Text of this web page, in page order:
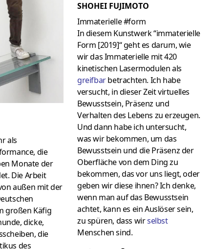
als
die
Monate der
Die Arbeit
außen mit der
großen Käfig
dicke,
die
des
SHOHEI FUJIMOTO
Immaterielle #form
In diesem Kunstwerk “immaterielle
Form [2019]“ geht es darum, wie
wir das Immaterielle mit 420
kinetischen Lasermodulen als
greifbarbetrachten. Ich habe
versucht, in dieser Zeit virtuelles
Bewusstsein, Präsenz und
Verhalten des Lebens zu erzeugen.
Und dann habe ich untersucht,
was wir bekommen, um das
Bewusstsein und die Präsenz der
Oberfläche von dem Ding zu
bekommen, das vor uns liegt, oder
geben wir diese ihnen? Ich denke,
wenn man auf das Bewusstsein
achtet, kann es ein Auslöser sein,
zu spüren, dass wirselbst
Menschen sind.